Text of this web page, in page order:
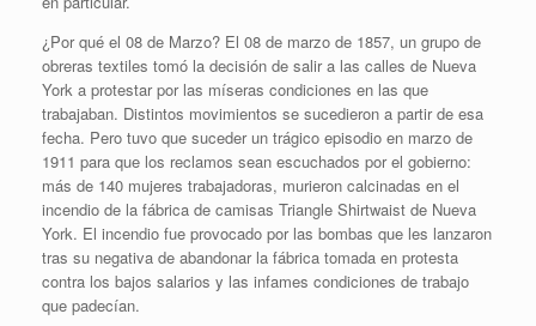
¿Por qué el 08 de Marzo? El 08 de marzo de 1857, un grupo de
obreras textiles tomó la decisión de salir a las calles de Nueva
York a protestar por las míseras condiciones en las que
trabajaban. Distintos movimientos se sucedieron a partir de esa
fecha. Pero tuvo que suceder un trágico episodio en marzo de
1911 para que los reclamos sean escuchados por el gobierno:
más de 140 mujeres trabajadoras, murieron calcinadas en el
incendio de la fábrica de camisas Triangle Shirtwaist de Nueva
York. El incendio fue provocado por las bombas que les lanzaron
tras su negativa de abandonar la fábrica tomada en protesta
contra los bajos salarios y las infames condiciones de trabajo
que padecían.